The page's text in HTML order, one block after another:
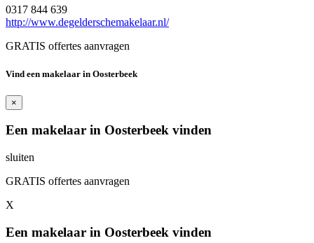
0317 844 639
http://www.degelderschemakelaar.nl/
GRATIS offertes aanvragen
Vind een makelaar in Oosterbeek
×
Een makelaar in Oosterbeek vinden
sluiten
GRATIS offertes aanvragen
X
Een makelaar in Oosterbeek vinden